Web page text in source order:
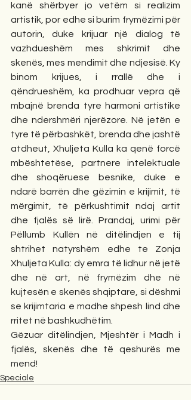
kanë shërbyer jo vetëm si realizim
artistik, por edhe si burim frymëzimi për
autorin, duke krijuar një dialog të
vazhdueshëm mes shkrimit dhe
skenës, mes mendimit dhe ndjesisë. Ky
binom krijues, i rrallë dhe i
qëndrueshëm, ka prodhuar vepra që
mbajnë brenda tyre harmoni artistike
dhe ndershmëri njerëzore. Në jetën e
tyre të përbashkët, brenda dhe jashtë
atdheut, Xhuljeta Kulla ka qenë forcë
mbështetëse, partnere intelektuale
dhe shoqëruese besnike, duke e
ndarë barrën dhe gëzimin e krijimit, të
mërgimit, të përkushtimit ndaj artit
dhe fjalës së lirë. Prandaj, urimi për
Pëllumb Kullën në ditëlindjen e tij
shtrihet natyrshëm edhe te Zonja
Xhuljeta Kulla: dy emra të lidhur në jetë
dhe në art, në frymëzim dhe në
kujtesën e skenës shqiptare, si dëshmi
se krijimtaria e madhe shpesh lind dhe
rritet në bashkudhëtim.
Gëzuar ditëlindjen, Mjeshtër i Madh i
fjalës, skenës dhe të qeshurës me
mend!
Speciale